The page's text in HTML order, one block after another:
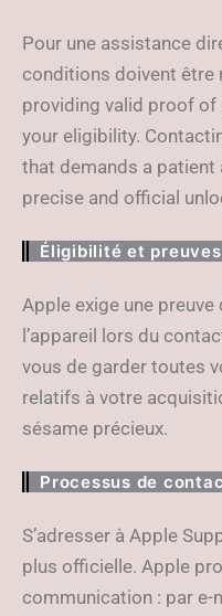
Pour une assistance
conditions doivent être
providing valid proof of
your eligibility.
that demands a
precise and official
Éligibilité et
Apple exige une
l’appareil lors du
vous de garder toutes
relatifs à votre
sésame précieux.
Processus de
S’adresser à Apple
plus officielle. Apple
communication : par e-